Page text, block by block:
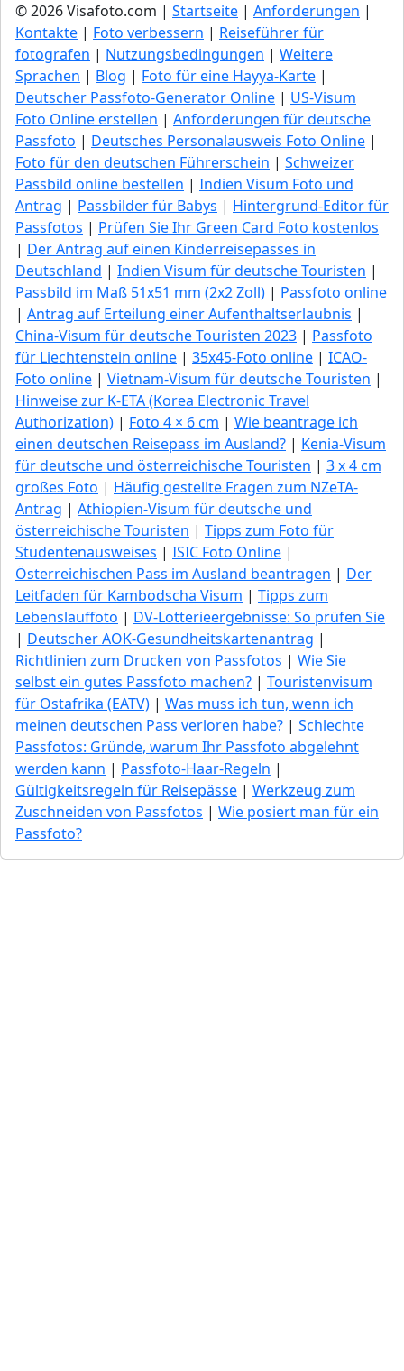
© 2026 Visafoto.com | Startseite | Anforderungen |
Kontakte | Foto verbessern | Reiseführer für
fotografen | Nutzungsbedingungen | Weitere
Sprachen | Blog | Foto für eine Hayya-Karte |
Deutscher Passfoto-Generator Online | US-Visum
Foto Online erstellen | Anforderungen für deutsche
Passfoto | Deutsches Personalausweis Foto Online |
Foto für den deutschen Führerschein | Schweizer
Passbild online bestellen | Indien Visum Foto und
Antrag | Passbilder für Babys | Hintergrund-Editor für
Passfotos | Prüfen Sie Ihr Green Сard Foto kostenlos
| Der Antrag auf einen Kinderreisepasses in
Deutschland | Indien Visum für deutsche Touristen |
Passbild im Maß 51x51 mm (2x2 Zoll) | Passfoto online
| Antrag auf Erteilung einer Aufenthaltserlaubnis |
China-Visum für deutsche Touristen 2023 | Passfoto
für Liechtenstein online | 35x45-Foto online | ICAO-
Foto online | Vietnam-Visum für deutsche Touristen |
Hinweise zur K-ETA (Korea Electronic Travel
Authorization) | Foto 4 × 6 cm | Wie beantrage ich
einen deutschen Reisepass im Ausland? | Kenia-Visum
für deutsche und österreichische Touristen | 3 x 4 cm
großes Foto | Häufig gestellte Fragen zum NZeTA-
Antrag | Äthiopien-Visum für deutsche und
österreichische Touristen | Tipps zum Foto für
Studentenausweises | ISIC Foto Online |
Österreichischen Pass im Ausland beantragen | Der
Leitfaden für Kambodscha Visum | Tipps zum
Lebenslauffoto | DV-Lotterieergebnisse: So prüfen Sie
| Deutscher AOK-Gesundheitskartenantrag |
Richtlinien zum Drucken von Passfotos | Wie Sie
selbst ein gutes Passfoto machen? | Touristenvisum
für Ostafrika (EATV) | Was muss ich tun, wenn ich
meinen deutschen Pass verloren habe? | Schlechte
Passfotos: Gründe, warum Ihr Passfoto abgelehnt
werden kann | Passfoto-Haar-Regeln |
Gültigkeitsregeln für Reisepässe | Werkzeug zum
Zuschneiden von Passfotos | Wie posiert man für ein
Passfoto?